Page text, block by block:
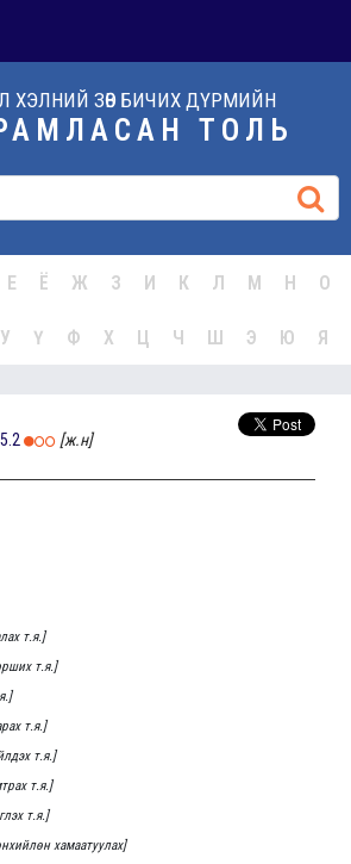
ХЭЛНИЙ ЗӨВ БИЧИХ ДҮРМИЙН
ТОЛЬ
Е Ё Ж З И К Л М Н О
У Ү Ф Х Ц Ч Ш Э Ю Я
[ж.н]
т.я.]
т.я.]
т.я.]
т.я.]
т.я.]
т.я.]
хамаатуулах]